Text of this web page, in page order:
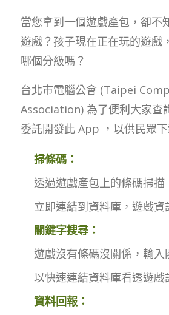
當您拿到一個遊戲產包，卻不
遊戲？孩子現在正在玩的遊戲
哪個分級嗎？
台北市電腦公會 (Taipei
Association) 為了便利大家查
委託開發此 App ，以供民眾下
掃條碼：
透過遊戲產包上的條碼掃描
立即連結到資料庫，遊戲資
關鍵字搜尋：
遊戲沒有條碼沒關係，輸入
以快速連結資料庫看透遊戲
資料回報：